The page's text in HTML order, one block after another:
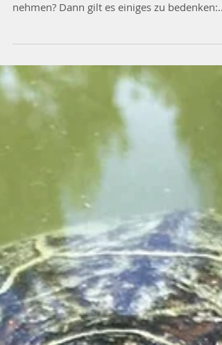
Urlaub mit dem Vierbeiner Sie möchten Ihren
Hund oder Ihre Katze mit in den Urlaub
nehmen? Dann gilt es einiges zu bedenken:
Wo soll die...